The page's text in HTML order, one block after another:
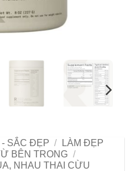
SẮC ĐẸP /
LÀM ĐẸP
BÊN TRONG /
NHAU THAI CỪU